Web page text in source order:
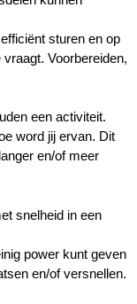
sturen en op
Voorbereiden,
een activiteit.
word jij ervan. Dit
en/of meer
snelheid in een
power kunt geven
en/of versnellen.